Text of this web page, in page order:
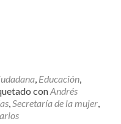
, Educación,
conAndrés
,Secretaría de la mujer,